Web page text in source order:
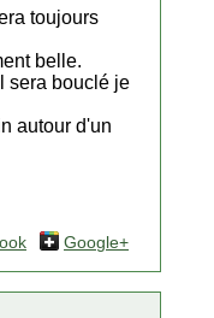
toujours
belle.
sera bouclé je
autour d'un
Google+